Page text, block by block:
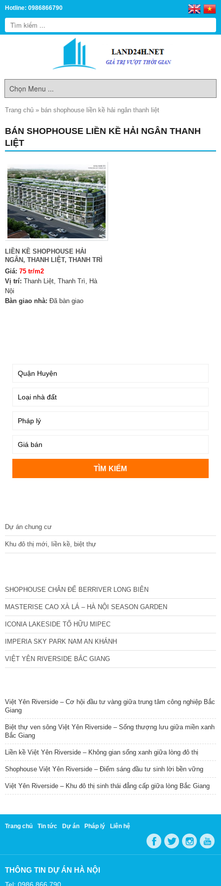
Hotline: 0986866790
Trang chủ » bán shophouse liền kề hải ngân thanh liệt
BÁN SHOPHOUSE LIỀN KỀ HẢI NGÂN THANH
LIỆT
LIỀN KỀ SHOPHOUSE HẢI
NGÂN, THANH LIỆT, THANH TRÌ
Giá: 75 tr/m2
Vị trí: Thanh Liệt, Thanh Trì, Hà
Nội
Bàn giao nhà: Đã bàn giao
Dự án chung cư
Khu đô thị mới, liền kề, biệt thự
SHOPHOUSE CHÂN ĐẾ BERRIVER LONG BIÊN
MASTERISE CAO XÀ LÁ – HÀ NỘI SEASON GARDEN
ICONIA LAKESIDE TỐ HỮU MIPEC
IMPERIA SKY PARK NAM AN KHÁNH
VIỆT YÊN RIVERSIDE BẮC GIANG
Việt Yên Riverside – Cơ hội đầu tư vàng giữa trung tâm công nghiệp Bắc
Giang
Biệt thự ven sông Việt Yên Riverside – Sống thượng lưu giữa miền xanh
Bắc Giang
Liền kề Việt Yên Riverside – Không gian sống xanh giữa lòng đô thị
Shophouse Việt Yên Riverside – Điểm sáng đầu tư sinh lời bền vững
Việt Yên Riverside – Khu đô thị sinh thái đẳng cấp giữa lòng Bắc Giang
Trang chủ Tin tức Dự án Pháp lý Liên hệ
THÔNG TIN DỰ ÁN HÀ NỘI